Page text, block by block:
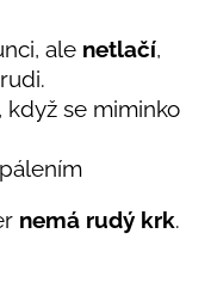
ale netlačí,
když se miminko
nemá rudý krk.